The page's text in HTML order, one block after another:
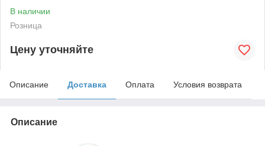
В наличии
Розница
Цену уточняйте
Описание Доставка Оплата Условия возврата
Описание